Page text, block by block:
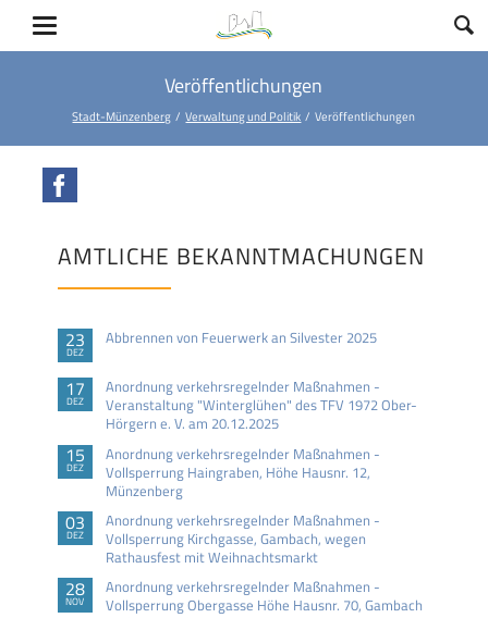
Veröffentlichungen
Stadt-Münzenberg Verwaltung und Politik Veröffentlichungen
AMTLICHE BEKANNTMACHUNGEN
23
DEZ
Abbrennen von Feuerwerk an Silvester 2025
17
DEZ
Anordnung verkehrsregelnder Maßnahmen -
Veranstaltung "Winterglühen" des TFV 1972 Ober-
Hörgern e. V. am 20.12.2025
15
DEZ
Anordnung verkehrsregelnder Maßnahmen -
Vollsperrung Haingraben, Höhe Hausnr. 12,
Münzenberg
03
DEZ
Anordnung verkehrsregelnder Maßnahmen -
Vollsperrung Kirchgasse, Gambach, wegen
Rathausfest mit Weihnachtsmarkt
28
NOV
Anordnung verkehrsregelnder Maßnahmen -
Vollsperrung Obergasse Höhe Hausnr. 70, Gambach